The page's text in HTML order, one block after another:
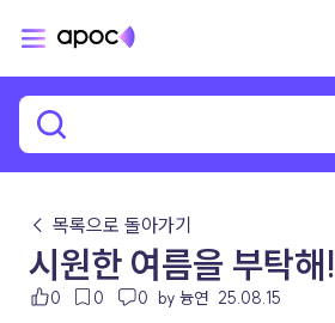
← 목록으로 돌아가기
시원한 여름을 부탁해!
0 0 0 by 늉연 25.08.15